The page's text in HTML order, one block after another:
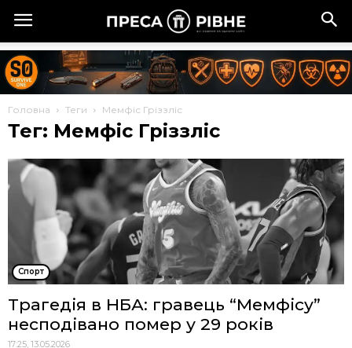
Головна Теги Мемфіс Гріззліс
Тег: Мемфіс Гріззліс
Спорт
Трагедія в НБА: гравець “Мемфісу”
несподівано помер у 29 років
17:25, 13.05.2026